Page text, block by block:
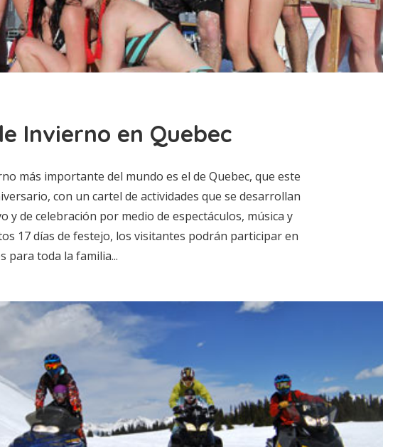
Invierno en Quebec
más importante del mundo es el de Quebec, que este
con un cartel de actividades que se desarrollan
y de celebración por medio de espectáculos, música y
17 días de festejo, los visitantes podrán participar en
para toda la familia...